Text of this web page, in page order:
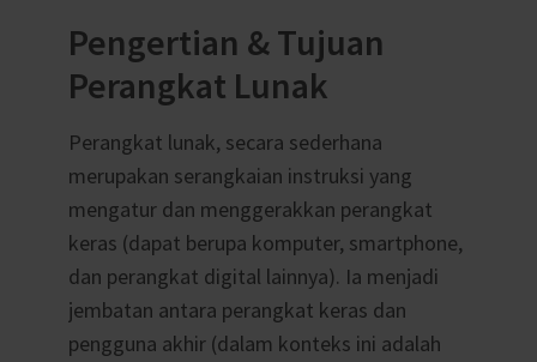
Pengertian & Tujuan
Perangkat Lunak
Perangkat lunak, secara sederhana
merupakan serangkaian instruksi yang
mengatur dan menggerakkan perangkat
keras (dapat berupa komputer, smartphone,
dan perangkat digital lainnya). Ia menjadi
jembatan antara perangkat keras dan
pengguna akhir (dalam konteks ini adalah